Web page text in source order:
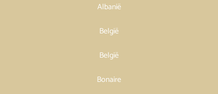
Albanië
België
België
Bonaire